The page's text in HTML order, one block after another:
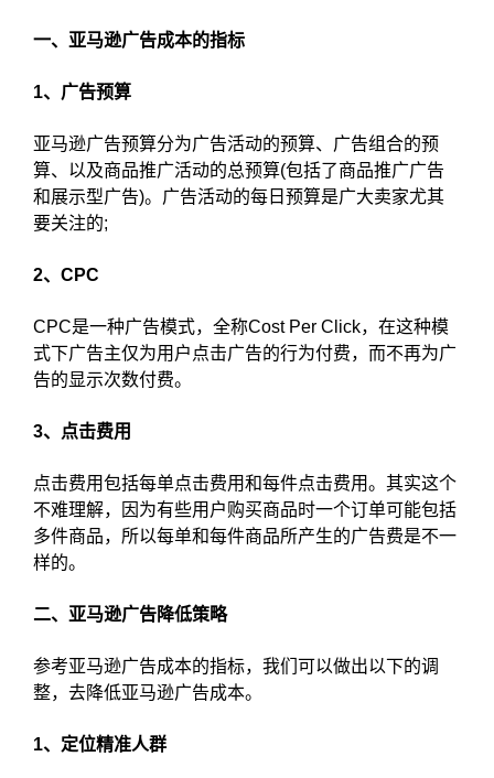
一、亚马逊广告成本的指标
1、广告预算
亚马逊广告预算分为广告活动的预算、广告组合的预
算、以及商品推广活动的总预算(包括了商品推广广告
和展示型广告)。广告活动的每日预算是广大卖家尤其
要关注的;
2、CPC
CPC是一种广告模式，全称Cost Per Click，在这种模
式下广告主仅为用户点击广告的行为付费，而不再为广
告的显示次数付费。
3、点击费用
点击费用包括每单点击费用和每件点击费用。其实这个
不难理解，因为有些用户购买商品时一个订单可能包括
多件商品，所以每单和每件商品所产生的广告费是不一
样的。
二、亚马逊广告降低策略
参考亚马逊广告成本的指标，我们可以做出以下的调
整，去降低亚马逊广告成本。
1、定位精准人群